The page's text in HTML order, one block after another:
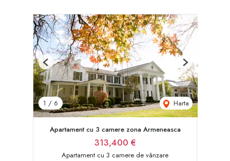
1 / 6 Harta
Previous Next
Apartament cu 3 camere zona Armeneasca
313,400 €
Apartament cu 3 camere de vânzare